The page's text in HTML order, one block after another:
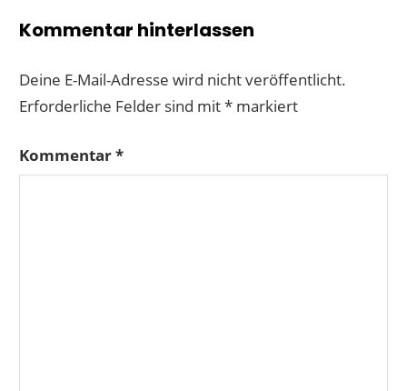
Kommentar hinterlassen
Deine E-Mail-Adresse wird nicht veröffentlicht.
Erforderliche Felder sind mit* markiert
Kommentar*